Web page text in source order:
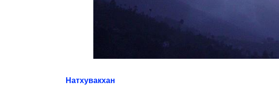
Натхувакхан